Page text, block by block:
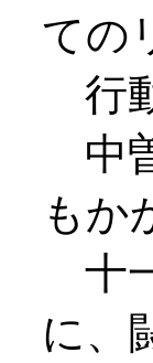
ての
行
中
もか
十
に、